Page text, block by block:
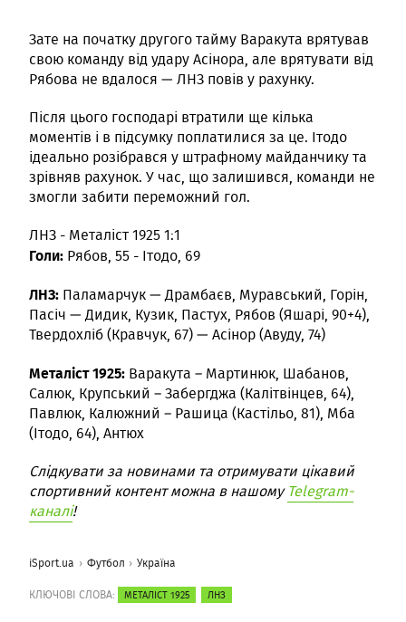
Зате на початку другого тайму Варакута врятував
свою команду від удару Асінора, але врятувати від
Рябова не вдалося — ЛНЗ повів у рахунку.
Після цього господарі втратили ще кілька
моментів і в підсумку поплатилися за це. Ітодо
ідеально розібрався у штрафному майданчику та
зрівняв рахунок. У час, що залишився, команди не
змогли забити переможний гол.
ЛНЗ - Металіст 1925 1:1
Голи: Рябов, 55 - Ітодо, 69
ЛНЗ: Паламарчук — Драмбаєв, Муравський, Горін,
Пасіч — Дидик, Кузик, Пастух, Рябов (Яшарі, 90+4),
Твердохліб (Кравчук, 67) — Асінор (Авуду, 74)
Металіст 1925: Варакута – Мартинюк, Шабанов,
Салюк, Крупський – Забергджа (Калітвінцев, 64),
Павлюк, Калюжний – Рашица (Кастільо, 81), Мба
(Ітодо, 64), Антюх
Слідкувати за новинами та отримувати цікавий
спортивний контент можна в нашомуTelegram-
каналі!
iSport.ua Футбол Україна
КЛЮЧОВІ СЛОВА: МЕТАЛІСТ 1925 ЛНЗ